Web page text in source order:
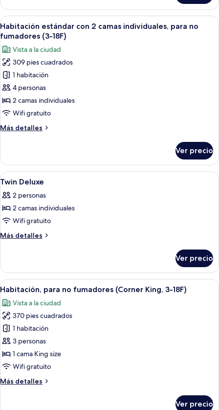
Room
Twin
Abrir
todas
las
fotos
de
Habitación
estándar
con
2
individuales,
fumadores
(3-
18F)
Habitación de hotel con dos camas,
7
Habitación estándar con 2 camas individuales, para no
fumadores (3-18F)
Vista a la ciudad
309 pies cuadrados
1 habitación
4 personas
2 camas individuales
Wifi gratuito
Más detalles
Más
estándar
con
2
individuales,
para
fumadores
(3-
18F)
Ver precio
Abrir
todas
las
fotos
de
Twin
Un vestíbulo amplio con piso a
3
Twin Deluxe
2 personas
2 camas individuales
Wifi gratuito
Más detalles
Más
Deluxe
Ver precio
Abrir
todas
las
fotos
de
Habitación,
para
no
fumadores
(Corner
Habitación de hotel con una cama
6
Habitación, para no fumadores (Corner King, 3-18F)
Vista a la ciudad
370 pies cuadrados
1 habitación
3 personas
1 cama King size
Wifi gratuito
Más detalles
Más
Ver precio